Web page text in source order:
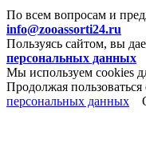
По всем вопросам и
info@zooassorti24.ru
Пользуясь сайтом, вы
персональных данных
Мы используем cookies
Продолжая пользоваться
персональных данных